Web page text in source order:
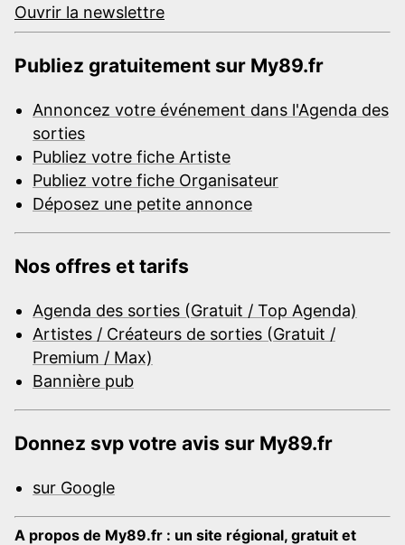
Ouvrir la newslettre
Publiez gratuitement sur My89.fr
Annoncez votre événement dans l'Agenda des
sorties
Publiez votre fiche Artiste
Publiez votre fiche Organisateur
Déposez une petite annonce
Nos offres et tarifs
Agenda des sorties (Gratuit / Top Agenda)
Artistes / Créateurs de sorties (Gratuit /
Premium / Max)
Bannière pub
Donnez svp votre avis sur My89.fr
sur Google
A propos de My89.fr : un site régional, gratuit et